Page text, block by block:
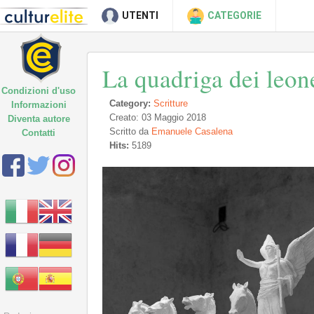
UTENTI CATEGORIE
La quadriga dei
Category: Scritture
Creato: 03 Maggio 2018
Scritto da Emanuele Casalena
Hits: 5189
Condizioni d'uso
Informazioni
Diventa autore
Contatti